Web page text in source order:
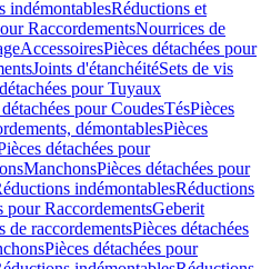
indémontablesRéductions et
RaccordementsNourrices de
AccessoiresPièces détachées pour
Joints d'étanchéitéSets de vis
pour Tuyaux
pour CoudesTésPièces
démontablesPièces
détachées pour
ManchonsPièces détachées pour
indémontablesRéductions
pour RaccordementsGeberit
de raccordementsPièces détachées
Pièces détachées pour